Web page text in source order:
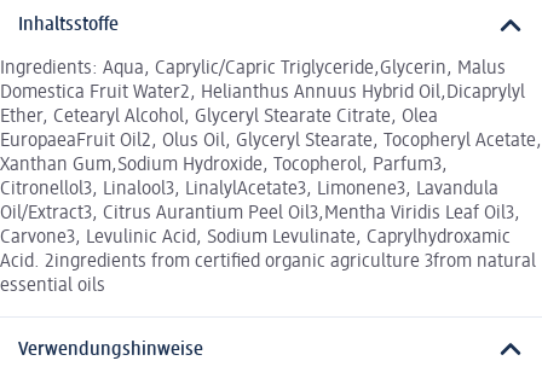
Inhaltsstoffe
Ingredients: Aqua, Caprylic/Capric Triglyceride,Glycerin, Malus
Domestica Fruit Water2, Helianthus Annuus Hybrid Oil,Dicaprylyl
Ether, Cetearyl Alcohol, Glyceryl Stearate Citrate, Olea
EuropaeaFruit Oil2, Olus Oil, Glyceryl Stearate, Tocopheryl Acetate,
Xanthan Gum,Sodium Hydroxide, Tocopherol, Parfum3,
Citronellol3, Linalool3, LinalylAcetate3, Limonene3, Lavandula
Oil/Extract3, Citrus Aurantium Peel Oil3,Mentha Viridis Leaf Oil3,
Carvone3, Levulinic Acid, Sodium Levulinate, Caprylhydroxamic
Acid. 2ingredients from certified organic agriculture 3from natural
essential oils
Verwendungshinweise